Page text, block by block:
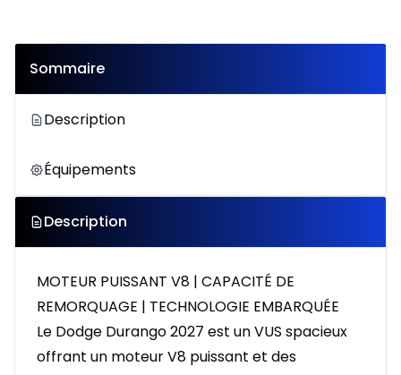
Sommaire
Description
Équipements
Description
MOTEUR PUISSANT V8 | CAPACITÉ DE
REMORQUAGE | TECHNOLOGIE EMBARQUÉE
Le Dodge Durango 2027 est un VUS spacieux
offrant un moteur V8 puissant et des